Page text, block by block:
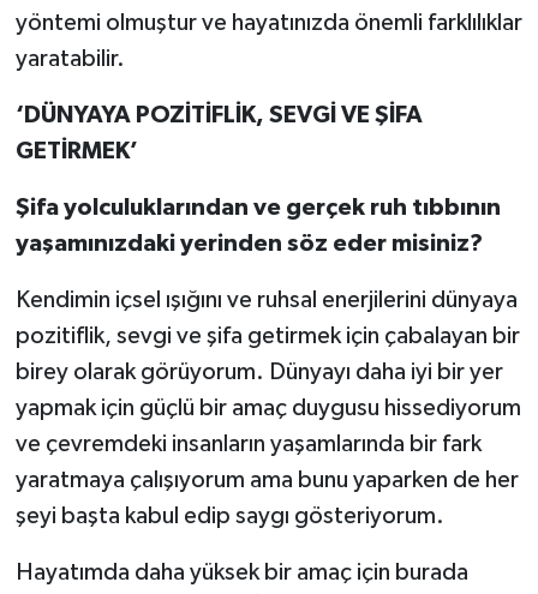
yöntemi olmuştur ve hayatınızda önemli farklılıklar
yaratabilir.
‘DÜNYAYA POZİTİFLİK, SEVGİ VE ŞİFA
GETİRMEK’
Şifa yolculuklarından ve gerçek ruh tıbbının
yaşamınızdaki yerinden söz eder misiniz?
Kendimin içsel ışığını ve ruhsal enerjilerini dünyaya
pozitiflik, sevgi ve şifa getirmek için çabalayan bir
birey olarak görüyorum. Dünyayı daha iyi bir yer
yapmak için güçlü bir amaç duygusu hissediyorum
ve çevremdeki insanların yaşamlarında bir fark
yaratmaya çalışıyorum ama bunu yaparken de her
şeyi başta kabul edip saygı gösteriyorum.
Hayatımda daha yüksek bir amaç için burada